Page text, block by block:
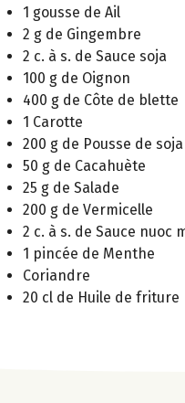
1 gousse de Ail
2 g de Gingembre
2 c. à s. de Sauce soja
100 g de Oignon
400 g de Côte de blette
1 Carotte
200 g de Pousse de soja
50 g de Cacahuète
25 g de Salade
200 g de Vermicelle
2 c. à s. de Sauce nuoc
1 pincée de Menthe
Coriandre
20 cl de Huile de friture